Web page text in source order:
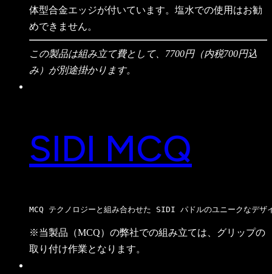
体型合金エッジが付いています。塩水での使用はお勧
めできません。
この製品は組み立て費として、7700円（内税700円込
み）が別途掛かります。
SIDI MCQ
MCQ テクノロジーと組み合わせた SIDI パドルのユニークなデザ
※当製品（MCQ）の弊社での組み立ては、グリップの
取り付け作業となります。